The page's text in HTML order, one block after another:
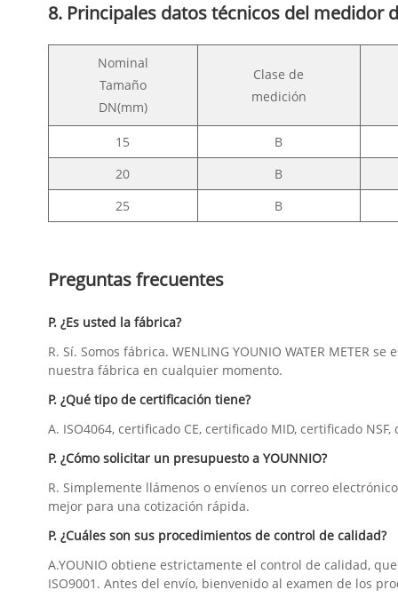
8. Principales datos técnicos del medidor
Nominal
Tamaño
DN(mm)
Clase de
medición
15
B
20
B
25
B
Preguntas frecuentes
P. ¿Es usted la fábrica?
R. Sí. Somos fábrica. WENLING YOUNIO WATER
nuestra fábrica en cualquier momento.
P. ¿Qué tipo de certificación tiene?
A. ISO4064, certificado CE, certificado MID, certificado NSF,
P. ¿Cómo solicitar un presupuesto a YOUNNIO?
R. Simplemente llámenos o envíenos un correo
mejor para una cotización rápida.
P. ¿Cuáles son sus procedimientos de control de calidad?
A.YOUNIO obtiene estrictamente el control de calidad,
ISO9001. Antes del envío, bienvenido al examen de los